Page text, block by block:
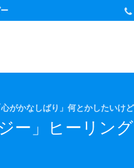
がかなしばり」何とかしたいけ
ー」ヒーリン